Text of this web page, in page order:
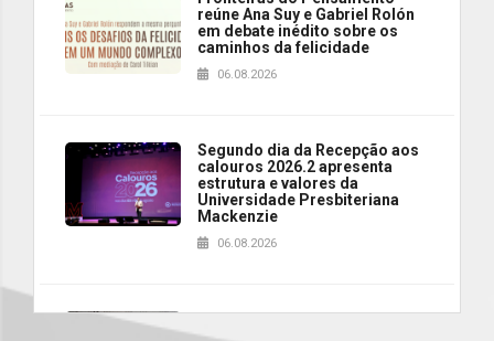
reúne Ana Suy e Gabriel Rolón
em debate inédito sobre os
caminhos da felicidade
06.08.2026
Segundo dia da Recepção aos
calouros 2026.2 apresenta
estrutura e valores da
Universidade Presbiteriana
Mackenzie
06.08.2026
de Música Brasileira